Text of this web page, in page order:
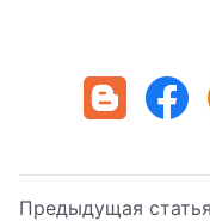
Предыдущая